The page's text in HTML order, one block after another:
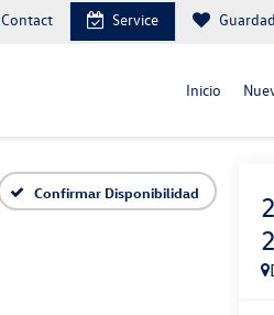
Contact Service
Inicio
Confirmar Disponibilidad